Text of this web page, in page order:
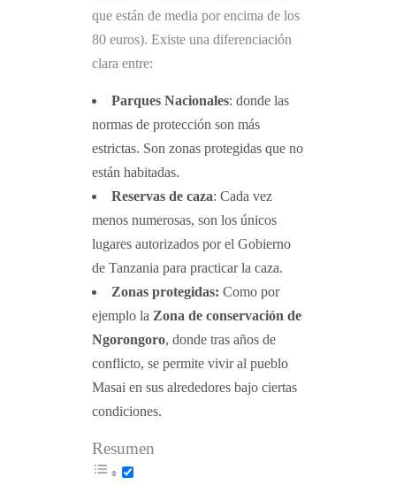
que están de media por encima de los
80 euros). Existe una diferenciación
clara entre:
Parques Nacionales: donde las
normas de protección son más
estrictas. Son zonas protegidas que no
están habitadas.
Reservas de caza: Cada vez
menos numerosas, son los únicos
lugares autorizados por el Gobierno
de Tanzania para practicar la caza.
Zonas protegidas: Como por
ejemplo la Zona de conservación de
Ngorongoro, donde tras años de
conflicto, se permite vivir al pueblo
Masai en sus alrededores bajo ciertas
condiciones.
Resumen